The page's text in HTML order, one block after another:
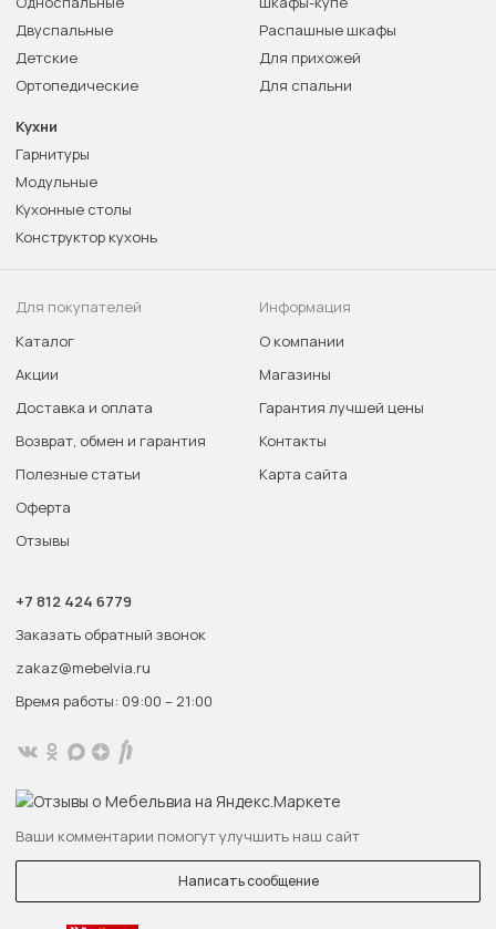
Двуспальные
Детские
Ортопедические
Распашные шкафы
Для прихожей
Для спальни
Кухни
Гарнитуры
Модульные
Кухонные столы
Конструктор кухонь
Для покупателей
Каталог
Акции
Доставка и оплата
Возврат, обмен и гарантия
Полезные статьи
Оферта
Отзывы
Информация
О компании
Магазины
Гарантия лучшей цены
Контакты
Карта сайта
+7 812 424 6779
Заказать обратный звонок
zakaz@mebelvia.ru
Время работы: 09:00 – 21:00
Ваши комментарии помогут улучшить наш сайт
Написать сообщение